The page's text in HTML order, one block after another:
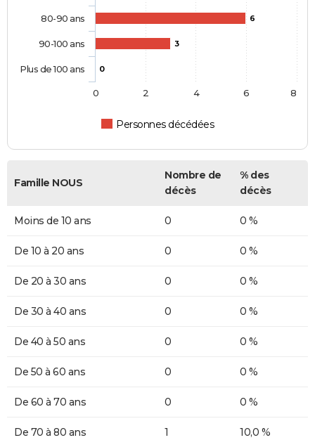
6
3
0
Personnes décédées
80-90 ans
90-100 ans
Plus de 100 ans
0 2 4 6 8
Famille NOUS
Nombre de
décès
% des
décès
Moins de 10 ans 0 0 %
De 10 à 20 ans 0 0 %
De 20 à 30 ans 0 0 %
De 30 à 40 ans 0 0 %
De 40 à 50 ans 0 0 %
De 50 à 60 ans 0 0 %
De 60 à 70 ans 0 0 %
De 70 à 80 ans 1 10,0 %